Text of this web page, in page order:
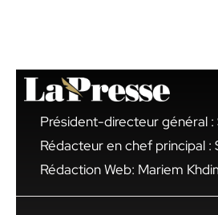
Président-directeur général :
Rédacteur en chef principal :
Rédaction Web: Mariem